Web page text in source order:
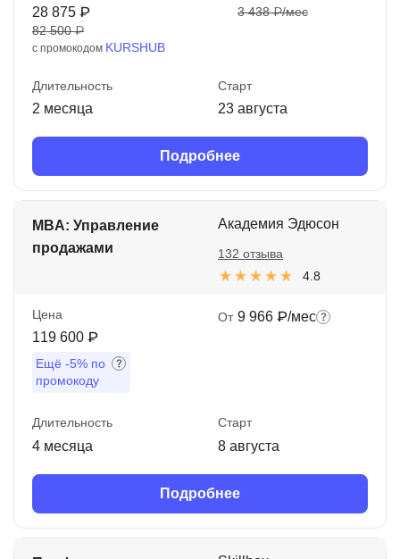
28 875 ₽
82 500 ₽
с промокодом KURSHUB
3 438 ₽/мес
Длительность
2 месяца
Старт
23 августа
Подробнее
MBA: Управление
продажами
Академия Эдюсон
4.8
132 отзыва
Цена
119 600 ₽
Ещё -5% по
промокоду
От 9 966 ₽/мес
Длительность
4 месяца
Старт
8 августа
Подробнее